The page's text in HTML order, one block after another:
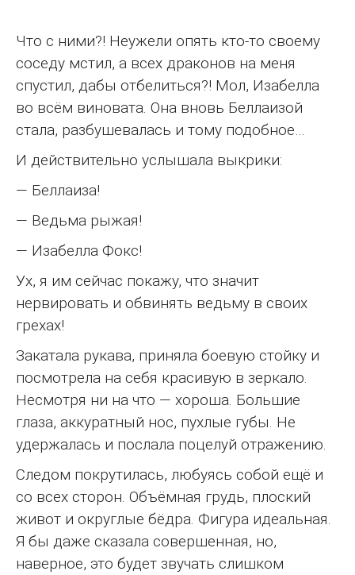
Что с ними?! Неужели опять кто-то своему
соседу мстил, а всех драконов на меня
спустил, дабы отбелиться?! Мол, Изабелла
во всём виновата. Она вновь Беллаизой
стала, разбушевалась и тому подобное…
И действительно услышала выкрики:
— Беллаиза!
— Ведьма рыжая!
— Изабелла Фокс!
Ух, я им сейчас покажу, что значит
нервировать и обвинять ведьму в своих
грехах!
Закатала рукава, приняла боевую стойку и
посмотрела на себя красивую в зеркало.
Несмотря ни на что — хороша. Большие
глаза, аккуратный нос, пухлые губы. Не
удержалась и послала поцелуй отражению.
Следом покрутилась, любуясь собой ещё и
со всех сторон. Объёмная грудь, плоский
живот и округлые бёдра. Фигура идеальная.
Я бы даже сказала совершенная, но,
наверное, это будет звучать слишком